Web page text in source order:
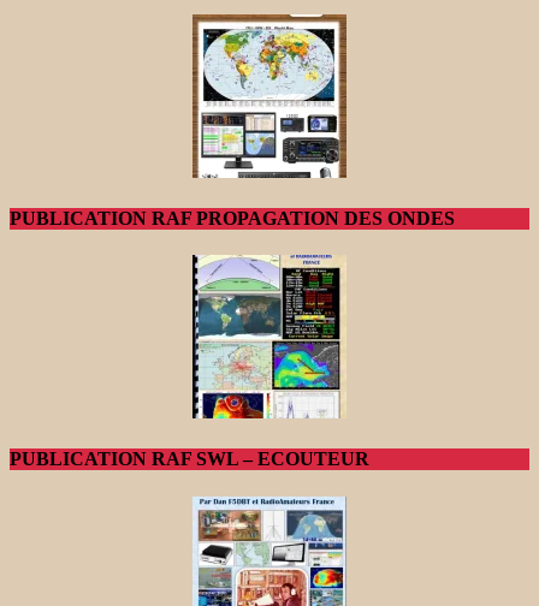
PUBLICATION RAF PROPAGATION DES ONDES
PUBLICATION RAF SWL – ECOUTEUR